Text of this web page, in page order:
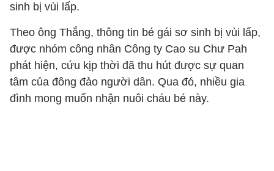
sinh bị vùi lấp.
Theo ông Thắng, thông tin bé gái sơ sinh bị vùi lấp,
được nhóm công nhân Công ty Cao su Chư Pah
phát hiện, cứu kịp thời đã thu hút được sự quan
tâm của đông đảo người dân. Qua đó, nhiều gia
đình mong muốn nhận nuôi cháu bé này.